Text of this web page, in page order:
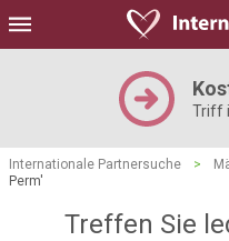
Triff
Internationale Partnersuche >
Perm'
Treffen Sie